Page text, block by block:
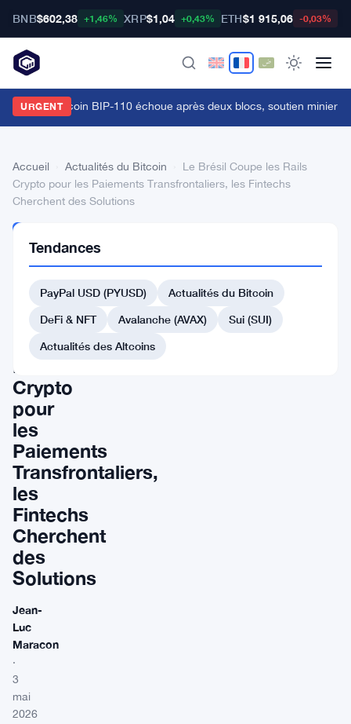
BNB$602,38 +1,46% XRP$1,04 +0,43% ETH$1 915,06 -0,03%
URGENT
fourche bitcoin BIP-110 échoue après deux blocs, soutien minier à
Accueil Actualités du Bitcoin
Le Brésil Coupe les Rails
Crypto pour les Paiements Transfrontaliers, les Fintechs
Cherchent des Solutions
DU BITCOIN
Brésil
Coupe
Rails
Crypto
pour
les
Paiements
Transfrontaliers,
les
Fintechs
Cherchent
des
Solutions
Jean-
Luc
Maracon
·
3
mai
2026
Tendances
PayPal USD (PYUSD)
Actualités du Bitcoin
DeFi & NFT
Avalanche (AVAX)
Sui (SUI)
Actualités des Altcoins